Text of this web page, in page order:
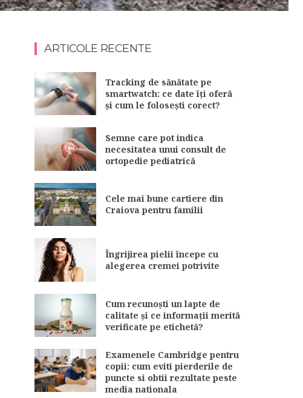
ARTICOLE RECENTE
Tracking de sănătate pe
smartwatch: ce date îți oferă
și cum le folosești corect?
Semne care pot indica
necesitatea unui consult de
ortopedie pediatrică
Cele mai bune cartiere din
Craiova pentru familii
Îngrijirea pielii începe cu
alegerea cremei potrivite
Cum recunoști un lapte de
calitate și ce informații merită
verificate pe etichetă?
Examenele Cambridge pentru
copii: cum eviti pierderile de
puncte si obtii rezultate peste
media nationala